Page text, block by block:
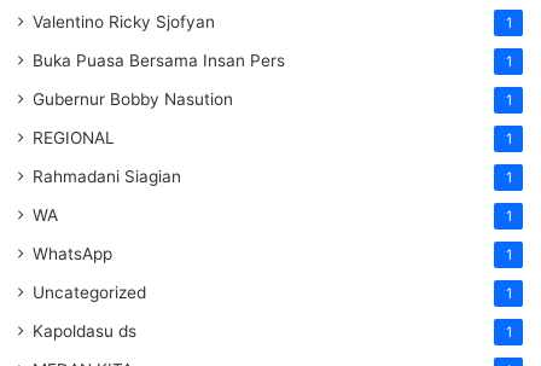
Valentino Ricky Sjofyan 1
Buka Puasa Bersama Insan Pers 1
Gubernur Bobby Nasution 1
REGIONAL 1
Rahmadani Siagian 1
WA 1
WhatsApp 1
Uncategorized 1
Kapoldasu ds 1